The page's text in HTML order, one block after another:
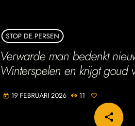
STOP DE PERSEN
Verwarde man bedenkt
Winterspelen en krijgt goud
today 19 FEBRUARI 2026 11
share
email